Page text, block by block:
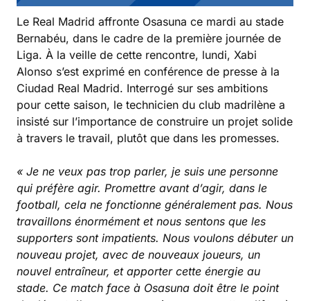
Le Real Madrid affronte Osasuna ce mardi au stade
Bernabéu, dans le cadre de la première journée de
Liga. À la veille de cette rencontre, lundi, Xabi
Alonso s’est exprimé en conférence de presse à la
Ciudad Real Madrid. Interrogé sur ses ambitions
pour cette saison, le technicien du club madrilène a
insisté sur l’importance de construire un projet solide
à travers le travail, plutôt que dans les promesses.
« Je ne veux pas trop parler, je suis une personne
qui préfère agir. Promettre avant d’agir, dans le
football, cela ne fonctionne généralement pas. Nous
travaillons énormément et nous sentons que les
supporters sont impatients. Nous voulons débuter un
nouveau projet, avec de nouveaux joueurs, un
nouvel entraîneur, et apporter cette énergie au
stade. Ce match face à Osasuna doit être le point